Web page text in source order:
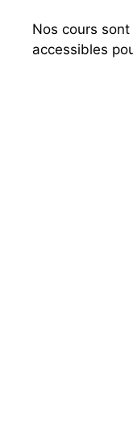
Nos cours
accessibles